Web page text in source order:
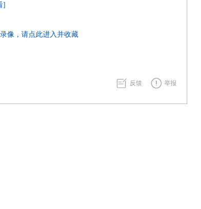
]
像，请点此进入并收藏
反馈 举报